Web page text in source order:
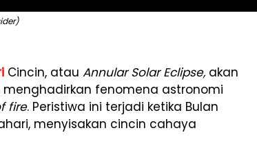
Cincin, atau Annular Solar Eclipse, akan
menghadirkan fenomena astronomi
fire. Peristiwa ini terjadi ketika Bulan
menyisakan cincin cahaya